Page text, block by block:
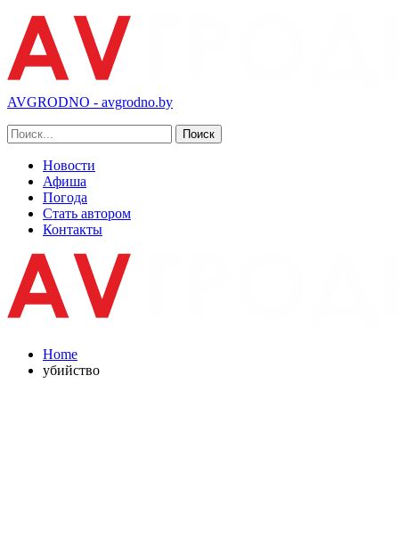
AVGRODNO - avgrodno.by
Новости
Афиша
Погода
Стать автором
Контакты
Home
убийство